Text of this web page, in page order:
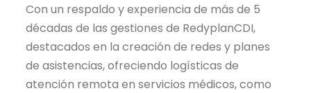
Con un respaldo y experiencia de más de 5
décadas de las gestiones de RedyplanCDI,
destacados en la creación de redes y planes
de asistencias, ofreciendo logísticas de
atención remota en servicios médicos, como